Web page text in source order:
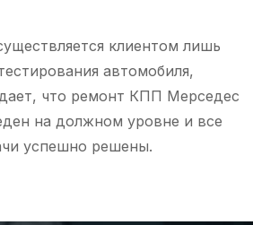
клиентом лишь
автомобиля,
что ремонт КПП Мерседес
на должном уровне и все
успешно решены.